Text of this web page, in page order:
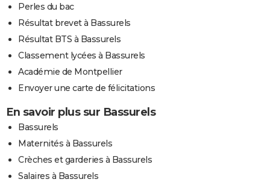
Perles du bac
Résultat brevet à Bassurels
Résultat BTS à Bassurels
Classement lycées à Bassurels
Académie de Montpellier
Envoyer une carte de félicitations
En savoir plus sur Bassurels
Bassurels
Maternités à Bassurels
Crèches et garderies à Bassurels
Salaires à Bassurels